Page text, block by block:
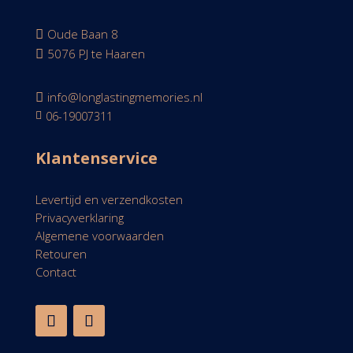
 Oude Baan 8
 5076 PJ te Haaren
 info@longlastingmemories.nl
 06-19007311
Klantenservice
Levertijd en verzendkosten
Privacyverklaring
Algemene voorwaarden
Retouren
Contact